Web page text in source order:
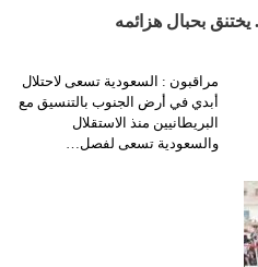
بحبال هزائمه
مراقبون : السعودية تسعى لاحتلال
أبدي في أرض الجنوب بالتنسيق مع
البريطانيين منذ الاستقلال
والسعودية تسعى لفصل…